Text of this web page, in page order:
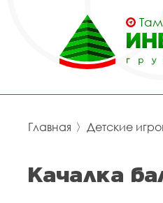
Главная 〉 Детские
Качалка